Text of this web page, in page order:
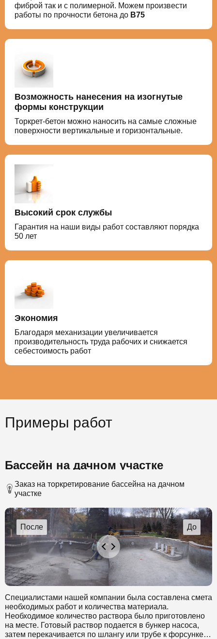
фиброй так и с полимерной. Можем произвести
работы по прочности бетона до В75
Возможность нанесения на изогнутые
формы конструкции
Торкрет-бетон можно наносить на самые сложные
поверхности вертикальные и горизонтальные.
Высокий срок службы
Гарантия на наши виды работ составляют порядка
50 лет
Экономия
Благодаря механизации увеличивается
производительность труда рабочих и снижается
себестоимость работ
Примеры работ
Бассейн на дачном участке
Заказ на торкретирование бассейна на дачном
участке
Специалистами нашей компании была составлена смета
необходимых работ и количества материала.
Необходимое количество раствора было приготовлено
на месте. Готовый раствор подается в бункер насоса,
затем перекачивается по шлангу или трубе к форсунке.